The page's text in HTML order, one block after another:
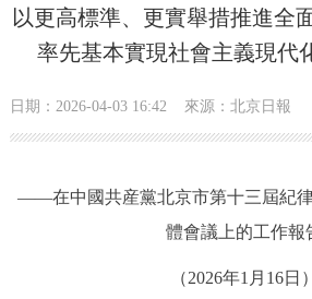
北京要聞 會議資訊
機構職能
以更高標準、更實舉措推進全
率先基本實現社會主義現代
日期：2026-04-03 16:42 來源：北京日報
——在中國共産黨北京市第十三屆紀
體會議上的工作報
（2026年1月16日）